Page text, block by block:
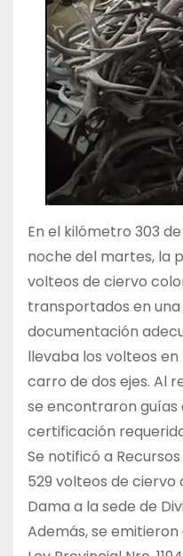
En el kilómetro 303
noche del martes, la
volteos de ciervo
transportados en
documentación
llevaba los volteos
carro de dos ejes. Al
se encontraron guías
certificación
Se notificó a
529 volteos de ciervo
Dama a la sede de
Además, se